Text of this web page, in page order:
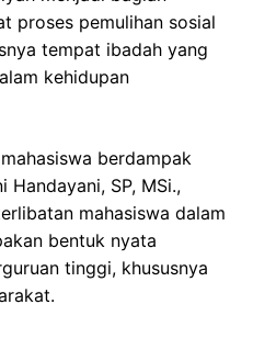
proses pemulihan sosial
tempat ibadah yang
kehidupan
berdampak
Handayani, SP, MSi.,
mahasiswa dalam
bentuk nyata
tinggi, khususnya